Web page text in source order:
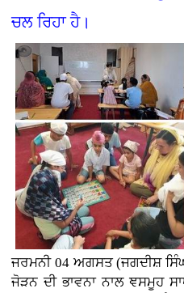
ਚਲ ਰਿਹਾ ਹੈ।
ਜਰਮਨੀ04 ਅਗਸਤ (ਜਗਦੀਸ਼
ਜੋੜਨ ਦੀ ਭਾਵਨਾ ਨਾਲ ਞਸਮੂਹ